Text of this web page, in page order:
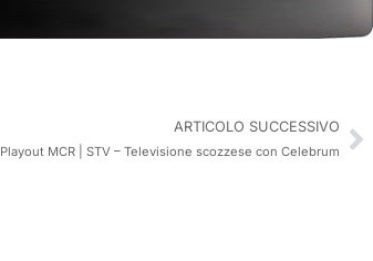
ARTICOLO SUCCESSIVO
Playout MCR | STV – Televisione scozzese con Celebrum